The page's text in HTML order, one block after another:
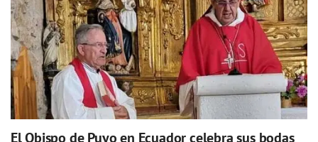
El Obispo de Puyo en Ecuador celebra sus bodas